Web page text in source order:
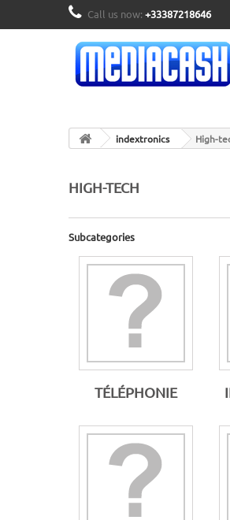
Call us now: +33387218646
indextronics High-
HIGH-TECH
Subcategories
TÉLÉPHONIE